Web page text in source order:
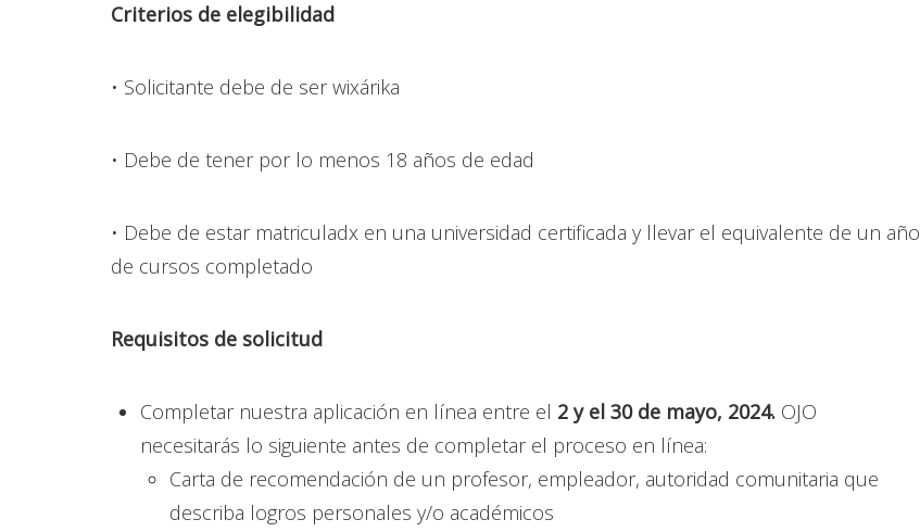
Criterios de elegibilidad
• Solicitante debe de ser wixárika
• Debe de tener por lo menos 18 años de edad
• Debe de estar matriculadx en una universidad certificada y llevar el equivalente de un año
de cursos completado
Requisitos de solicitud
Completar nuestra aplicación en línea entre el 2 y el 30 de mayo, 2024. OJO
necesitarás lo siguiente antes de completar el proceso en línea:
Carta de recomendación de un profesor, empleador, autoridad comunitaria que
describa logros personales y/o académicos